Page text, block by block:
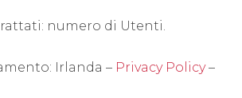
numero di Utenti.
Irlanda – Privacy Policy–